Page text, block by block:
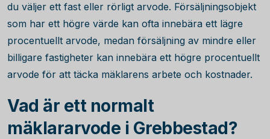
du väljer ett fast eller rörligt arvode. Försäljningsobjekt
som har ett högre värde kan ofta innebära ett lägre
procentuellt arvode, medan försäljning av mindre eller
billigare fastigheter kan innebära ett högre procentuellt
arvode för att täcka mäklarens arbete och kostnader.
Vad är ett normalt
mäklararvode i Grebbestad?